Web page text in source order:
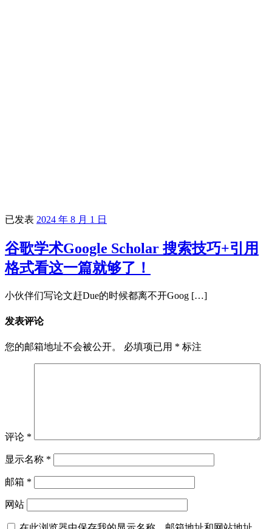
已发表 2024 年 8 月 1 日
谷歌学术Google Scholar 搜索技巧+引用
格式看这一篇就够了！
小伙伴们写论文赶Due的时候都离不开Goog […]
发表评论
您的邮箱地址不会被公开。 必填项已用 * 标注
评论 *
显示名称 *
邮箱 *
网站